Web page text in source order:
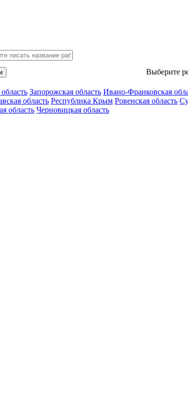
Выберите
Запорожская область Ивано-Франковская
область Республика Крым Ровенская область
область Черновицкая область